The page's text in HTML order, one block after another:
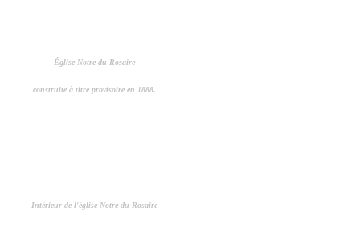
Église Notre du Rosaire
construite à titre provisoire en 1888.
Intérieur de l'église Notre du Rosaire